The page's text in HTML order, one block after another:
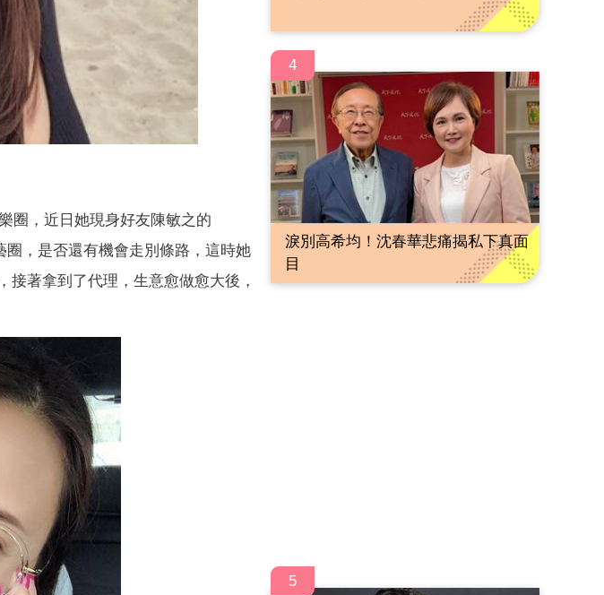
圈，近日她現身好友陳敏之的
圈，是否還有機會走別條路，這時她
著拿到了代理，生意愈做愈大後，
4
淚別高希均！沈春華悲痛揭私下真面
目
5